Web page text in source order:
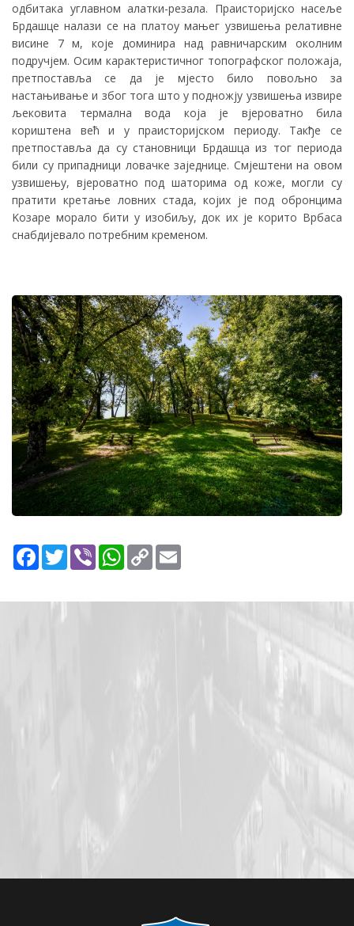
одбитака углавном алатки-резала. Праисторијско насеље
Брдашце налази се на платоу мањег узвишења релативне
висине 7 м, које доминира над равничарским околним
подручјем. Осим карактеристичног топографског положаја,
претпоставља се да је мјесто било повољно за
настањивање и због тога што у подножју узвишења извире
љековита термална вода која је вјероватно била
кориштена већ и у праисторијском периоду. Такђе се
претпоставља да су становници Брдашца из тог периода
били су припадници ловачке заједнице. Смјештени на овом
узвишењу, вјероватно под шаторима од коже, могли су
пратити кретање ловних стада, којих је под обронцима
Kозаре морало бити у изобиљу, док их је корито Врбаса
снабдијевало потребним кременом.
Facebook
TwitterViber WhatsApp
Copy
Link